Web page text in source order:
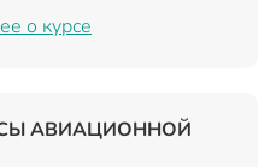
о курсе
АВИАЦИОННОЙ